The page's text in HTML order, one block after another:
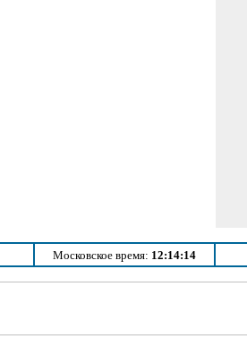
Московское время: 12:14:14